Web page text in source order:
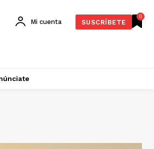
0
Mi cuenta SUSCRÍBETE